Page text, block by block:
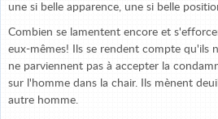
une si belle apparence, une si belle
Combien se lamentent encore et
eux-mêmes! Ils se rendent compte qu'ils
ne parviennent pas à accepter la
sur l'homme dans la chair. Ils mènent
autre homme.